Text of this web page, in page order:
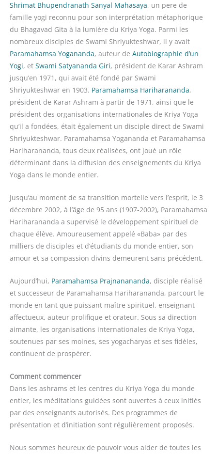
Shrimat Bhupendranath Sanyal Mahasaya, un pere de
famille yogi reconnu pour son interprétation métaphorique
du Bhagavad Gita à la lumière du Kriya Yoga. Parmi les
nombreux disciples de Swami Shriyukteshwar, il y avait
Paramahamsa Yogananda, auteur de Autobiographie d’un
Yogi, et Swami Satyananda Giri, président de Karar Ashram
jusqu’en 1971, qui avait été fondé par Swami
Shriyukteshwar en 1903. Paramahamsa Hariharananda,
président de Karar Ashram à partir de 1971, ainsi que le
président des organisations internationales de Kriya Yoga
qu’il a fondées, était également un disciple direct de Swami
Shriyukteshwar. Paramahamsa Yogananda et Paramahamsa
Hariharananda, tous deux réalisées, ont joué un rôle
déterminant dans la diffusion des enseignements du Kriya
Yoga dans le monde entier.
Jusqu’au moment de sa transition mortelle vers l’esprit, le 3
décembre 2002, à l’âge de 95 ans (1907-2002), Paramahamsa
Hariharananda a supervisé le développement spirituel de
chaque élève. Amoureusement appelé «Baba» par des
milliers de disciples et d’étudiants du monde entier, son
amour et sa compassion divins demeurent sans précédent.
Aujourd’hui, Paramahamsa Prajnanananda, disciple réalisé
et successeur de Paramahamsa Hariharananda, parcourt le
monde en tant que puissant maître spirituel, enseignant
affectueux, auteur prolifique et orateur. Sous sa direction
aimante, les organisations internationales de Kriya Yoga,
soutenues par ses moines, ses yogacharyas et ses fidèles,
continuent de prospérer.
Comment commencer
Dans les ashrams et les centres du Kriya Yoga du monde
entier, les méditations guidées sont ouvertes à ceux initiés
par des enseignants autorisés. Des programmes de
présentation et d’initiation sont régulièrement proposés.
Nous sommes heureux de pouvoir vous aider de toutes les